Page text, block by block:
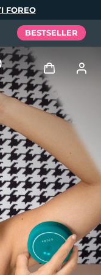
FOREO
BESTSELLER
Accedi
Profilo utente
I miei dispositivi
I miei ordini
I miei indirizzi
abbonamenti
Español
Português
Русский
繁體中文